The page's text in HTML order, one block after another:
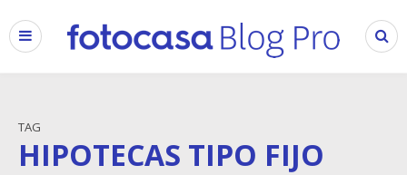
TAG
HIPOTECAS TIPO FIJO